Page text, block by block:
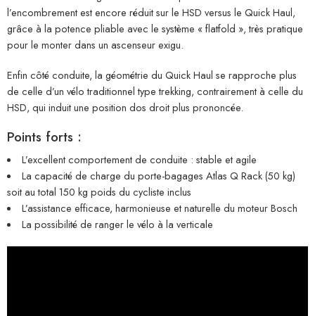
l’encombrement est encore réduit sur le HSD versus le Quick Haul,
grâce à la potence pliable avec le système « flatfold », très pratique
pour le monter dans un ascenseur exigu.
Enfin côté conduite, la géométrie du Quick Haul se rapproche plus
de celle d’un vélo traditionnel type trekking, contrairement à celle du
HSD, qui induit une position dos droit plus prononcée.
Points forts :
L’excellent comportement de conduite : stable et agile
La capacité de charge du porte-bagages Atlas Q Rack (50 kg)
soit au total 150 kg poids du cycliste inclus
L’assistance efficace, harmonieuse et naturelle du moteur Bosch
La possibilité de ranger le vélo à la verticale